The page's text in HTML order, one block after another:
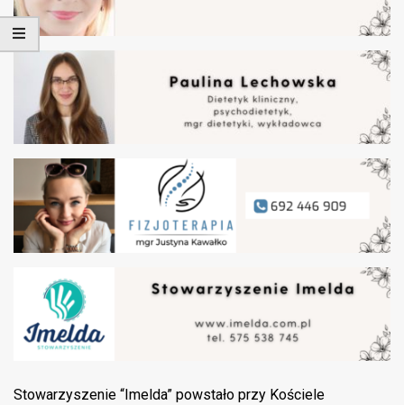
Stowarzyszenie “Imelda” powstało przy Kościele